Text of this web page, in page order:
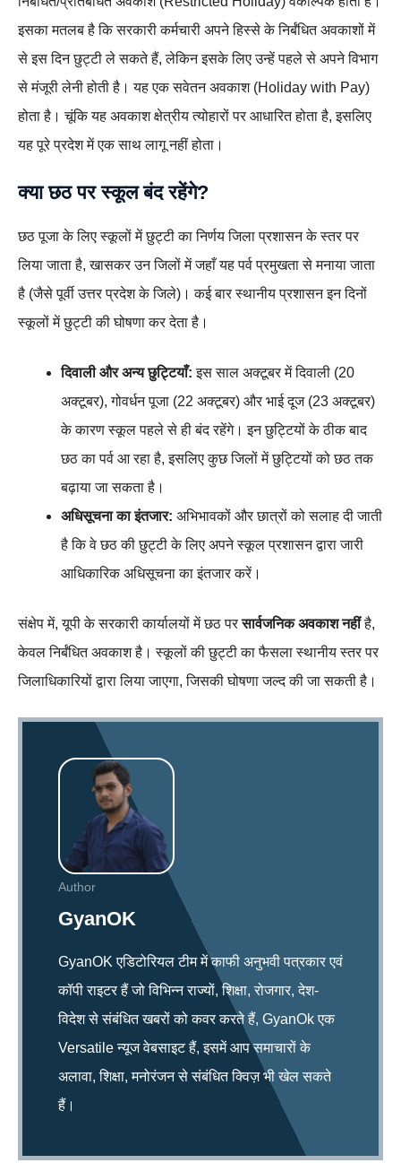
इसका मतलब है कि सरकारी कर्मचारी अपने हिस्से के निर्बंधित अवकाशों में
से इस दिन छुट्टी ले सकते हैं, लेकिन इसके लिए उन्हें पहले से अपने विभाग
से मंजूरी लेनी होती है। यह एक सवेतन अवकाश (Holiday with Pay)
होता है। चूंकि यह अवकाश क्षेत्रीय त्योहारों पर आधारित होता है, इसलिए
यह पूरे प्रदेश में एक साथ लागू नहीं होता।
क्या छठ पर स्कूल बंद रहेंगे?
छठ पूजा के लिए स्कूलों में छुट्टी का निर्णय जिला प्रशासन के स्तर पर
लिया जाता है, खासकर उन जिलों में जहाँ यह पर्व प्रमुखता से मनाया जाता
है (जैसे पूर्वी उत्तर प्रदेश के जिले)। कई बार स्थानीय प्रशासन इन दिनों
स्कूलों में छुट्टी की घोषणा कर देता है।
दिवाली और अन्य छुट्टियाँ: इस साल अक्टूबर में दिवाली (20
अक्टूबर), गोवर्धन पूजा (22 अक्टूबर) और भाई दूज (23 अक्टूबर)
के कारण स्कूल पहले से ही बंद रहेंगे। इन छुट्टियों के ठीक बाद
छठ का पर्व आ रहा है, इसलिए कुछ जिलों में छुट्टियों को छठ तक
बढ़ाया जा सकता है।
अधिसूचना का इंतजार: अभिभावकों और छात्रों को सलाह दी जाती
है कि वे छठ की छुट्टी के लिए अपने स्कूल प्रशासन द्वारा जारी
आधिकारिक अधिसूचना का इंतजार करें।
संक्षेप में, यूपी के सरकारी कार्यालयों में छठ परसार्वजनिक अवकाश नहींहै,
केवल निर्बंधित अवकाश है। स्कूलों की छुट्टी का फैसला स्थानीय स्तर पर
जिलाधिकारियों द्वारा लिया जाएगा, जिसकी घोषणा जल्द की जा सकती है।
Author
GyanOK
GyanOK एडिटोरियल टीम में काफी अनुभवी पत्रकार एवं
कॉपी राइटर हैं जो विभिन्न राज्यों, शिक्षा, रोजगार, देश-
विदेश से संबंधित खबरों को कवर करते हैं, GyanOk एक
Versatile न्यूज वेबसाइट हैं, इसमें आप समाचारों के
अलावा, शिक्षा, मनोरंजन से संबंधित क्विज़ भी खेल सकते
हैं।